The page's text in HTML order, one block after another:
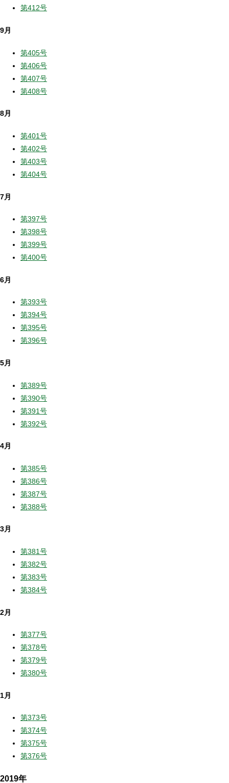
第412号
9月
第405号
第406号
第407号
第408号
8月
第401号
第402号
第403号
第404号
7月
第397号
第398号
第399号
第400号
6月
第393号
第394号
第395号
第396号
5月
第389号
第390号
第391号
第392号
4月
第385号
第386号
第387号
第388号
3月
第381号
第382号
第383号
第384号
2月
第377号
第378号
第379号
第380号
1月
第373号
第374号
第375号
第376号
2019年